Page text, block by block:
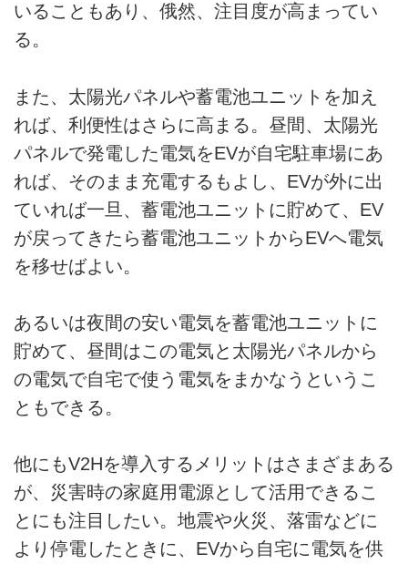
いることもあり、俄然、注目度が高まってい
る。
また、太陽光パネルや蓄電池ユニットを加え
れば、利便性はさらに高まる。昼間、太陽光
パネルで発電した電気をEVが自宅駐車場にあ
れば、そのまま充電するもよし、EVが外に出
ていれば一旦、蓄電池ユニットに貯めて、EV
が戻ってきたら蓄電池ユニットからEVへ電気
を移せばよい。
あるいは夜間の安い電気を蓄電池ユニットに
貯めて、昼間はこの電気と太陽光パネルから
の電気で自宅で使う電気をまかなうというこ
ともできる。
他にもV2Hを導入するメリットはさまざまある
が、災害時の家庭用電源として活用できるこ
とにも注目したい。地震や火災、落雷などに
より停電したときに、EVから自宅に電気を供